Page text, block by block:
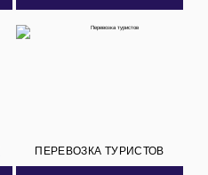
ПЕРЕВОЗКА ТУРИСТОВ